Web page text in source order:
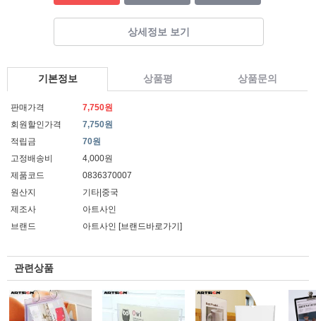
상세정보 보기
기본정보 상품평 상품문의
판매가격
7,750원
회원할인가격
7,750원
적립금
70원
고정배송비
4,000원
제품코드
0836370007
원산지
기타|중국
제조사
아트사인
브랜드
아트사인 [브랜드바로가기]
관련상품